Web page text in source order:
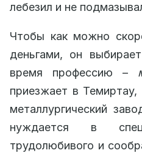
лебезил и не
Чтобы как можно
деньгами, он
время профессию –
приезжает в Темиртау,
металлургический
нуждается в
трудолюбивого и